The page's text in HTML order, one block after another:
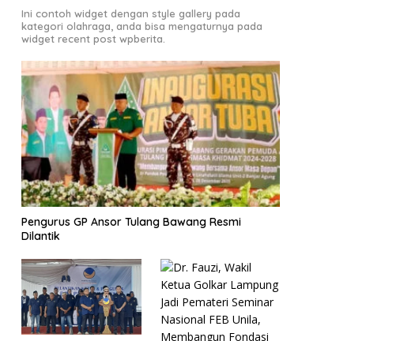
Ini contoh widget dengan style gallery pada
kategori olahraga, anda bisa mengaturnya pada
widget recent post wpberita.
Pengurus GP Ansor Tulang Bawang Resmi
Dilantik